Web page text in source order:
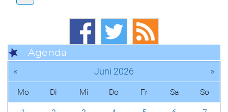
Agenda
« Juni 2026 »
Mo Di Mi Do Fr Sa So